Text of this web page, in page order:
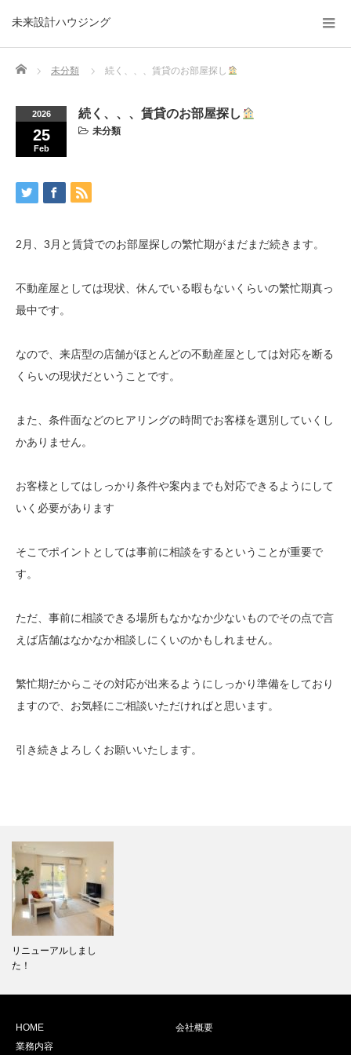
未来設計ハウジング
Home 未分類 続く、、、賃貸のお部屋探し
2026
25
Feb
続く、、、賃貸のお部屋探し
未分類
2月、3月と賃貸でのお部屋探しの繁忙期がまだまだ続きます。
不動産屋としては現状、休んでいる暇もないくらいの繁忙期真っ
最中です。
なので、来店型の店舗がほとんどの不動産屋としては対応を断る
くらいの現状だということです。
また、条件面などのヒアリングの時間でお客様を選別していくし
かありません。
お客様としてはしっかり条件や案内までも対応できるようにして
いく必要があります
そこでポイントとしては事前に相談をするということが重要で
す。
ただ、事前に相談できる場所もなかなか少ないものでその点で言
えば店舗はなかなか相談しにくいのかもしれません。
繁忙期だからこその対応が出来るようにしっかり準備をしており
ますので、お気軽にご相談いただければと思います。
引き続きよろしくお願いいたします。
リニューアルしまし
た！
HOME
会社概要
業務内容